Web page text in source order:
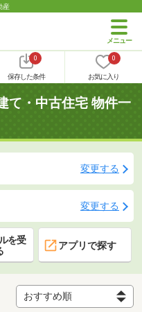
産
0
保存した条件
0
お気に入り
て・中古住宅 物件一
変更する
変更する
を受
アプリで探す